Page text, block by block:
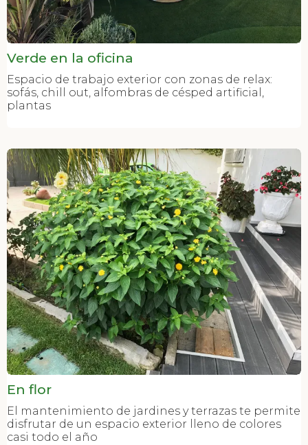
Verde en la oficina
Espacio de trabajo exterior con zonas de relax:
sofás, chill out, alfombras de césped artificial,
plantas
En flor
El mantenimiento de jardines y terrazas te permite
disfrutar de un espacio exterior lleno de colores
casi todo el año